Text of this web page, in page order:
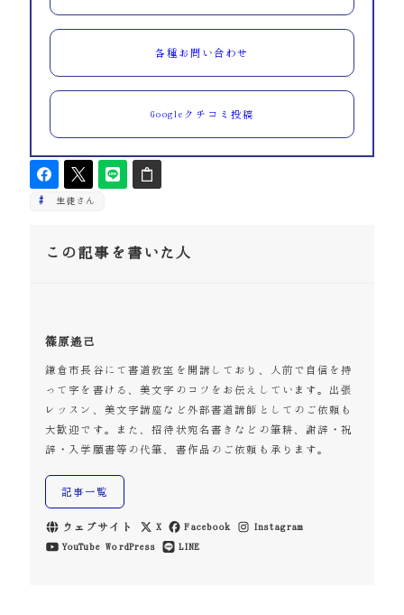
各種お問い合わせ
Googleクチコミ投稿
生徒さん
この記事を書いた人
篠原遙己
鎌倉市長谷にて書道教室を開講しており、人前で自信を持
って字を書ける、美文字のコツをお伝えしています。出張
レッスン、美文字講座など外部書道講師としてのご依頼も
大歓迎です。また、招待状宛名書きなどの筆耕、謝辞・祝
辞・入学願書等の代筆、書作品のご依頼も承ります。
記事一覧
ウェブサイト X Facebook
Instagram
YouTube WordPress LINE